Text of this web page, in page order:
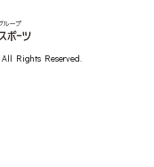
Rights Reserved.